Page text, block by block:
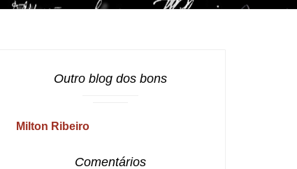
Outro blog dos bons
Milton Ribeiro
Comentários